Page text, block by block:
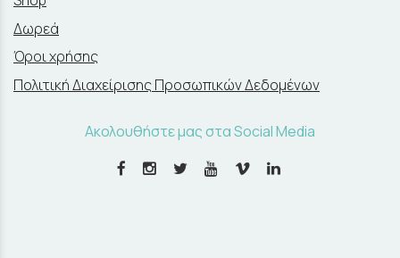
Δωρεά
Όροι χρήσης
Πολιτική Διαχείρισης Προσωπικών Δεδομένων
Ακολουθήστε μας στα Social Media